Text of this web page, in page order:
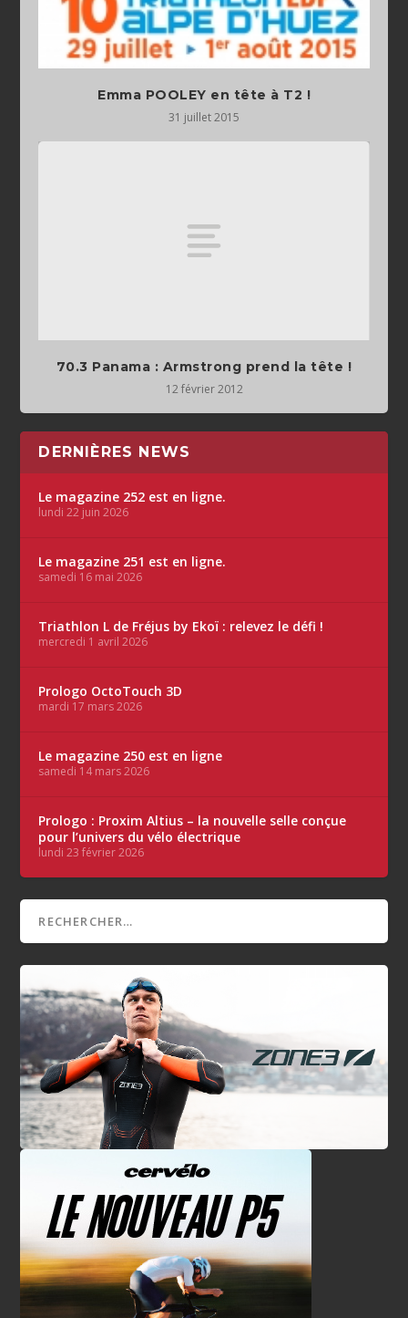
Emma POOLEY en tête à T2 !
31 juillet 2015
70.3 Panama : Armstrong prend la tête !
12 février 2012
DERNIÈRES NEWS
Le magazine 252 est en ligne.
lundi 22 juin 2026
Le magazine 251 est en ligne.
samedi 16 mai 2026
Triathlon L de Fréjus by Ekoï : relevez le défi !
mercredi 1 avril 2026
Prologo OctoTouch 3D
mardi 17 mars 2026
Le magazine 250 est en ligne
samedi 14 mars 2026
Prologo : Proxim Altius – la nouvelle selle conçue
pour l’univers du vélo électrique
lundi 23 février 2026